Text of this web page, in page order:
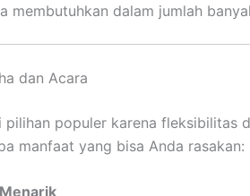
membutuhkan dalam jumlah
dan Acara
populer karena fleksibilitas
manfaat yang bisa Anda rasakan: